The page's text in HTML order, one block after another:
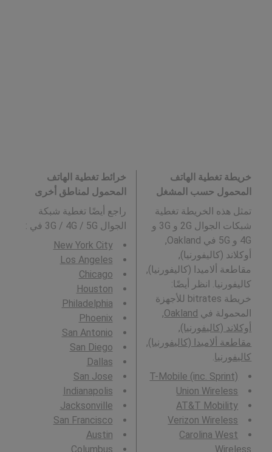
خريطة تغطية الهاتف
المحمول حسب المشغل
تمثل هذه الخريطة تغطية
شبكات الجوال 2G و 3G و
4G و 5G في Oakland,
أوكلاند (كاليفورنيا),
مقاطعة ألاميدا (كاليفورنيا),
كاليفورنيا. انظر أيضًا:
خريطة bitrates للأجهزة
المحمولة في
Oakland,
أوكلاند (كاليفورنيا),
مقاطعة ألاميدا (كاليفورنيا),
كاليفورنيا .
T-Mobile (inc. Sprint)
Union Wireless
AT&T Mobility
Verizon Wireless
Carolina West
Wireless
خرائط تغطية الهاتف
المحمول لمناطق أخرى
راجع أيضًا تغطية شبكة
الجوال 3G / 4G / 5G في
:
New York City
Los Angeles
Chicago
Houston
Philadelphia
Phoenix
San Antonio
San Diego
Dallas
San Jose
Indianapolis
Jacksonville
San Francisco
Austin
Columbus